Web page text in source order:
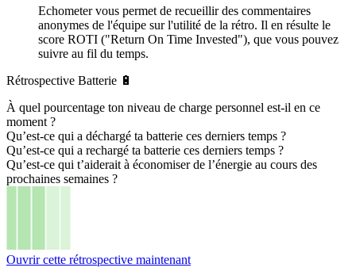
Echometer vous permet de recueillir des commentaires
anonymes de l'équipe sur l'utilité de la rétro. Il en résulte le
score ROTI ("Return On Time Invested"), que vous pouvez
suivre au fil du temps.
Rétrospective Batterie 🔋
À quel pourcentage ton niveau de charge personnel est-il en ce
moment ?
Qu’est-ce qui a déchargé ta batterie ces derniers temps ?
Qu’est-ce qui a rechargé ta batterie ces derniers temps ?
Qu’est-ce qui t’aiderait à économiser de l’énergie au cours des
prochaines semaines ?
Ouvrir cette rétrospective maintenant